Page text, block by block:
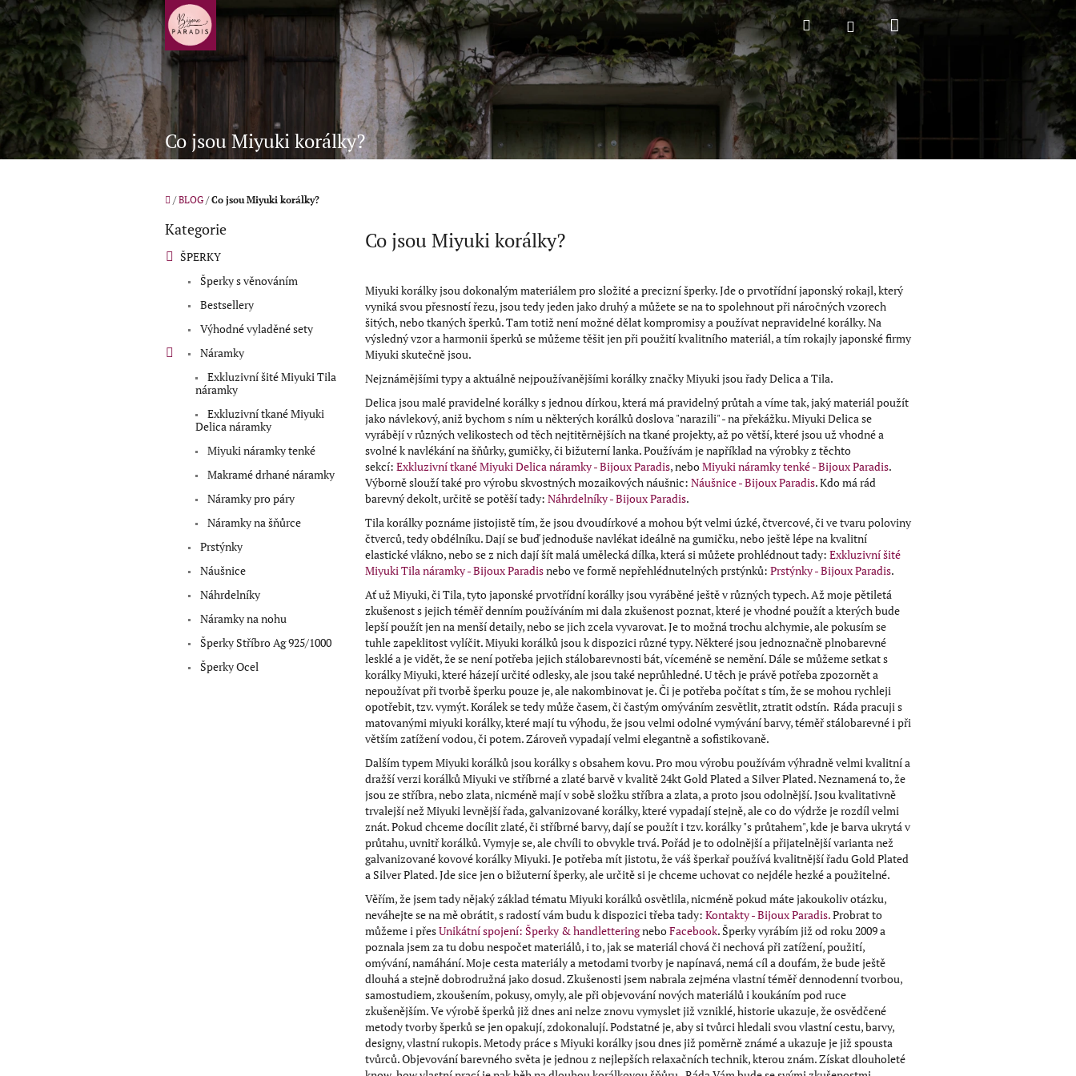
Přejít
na
obsah
HledatPřihlášeníNákupní
košík
Co jsou Miyuki korálky?
Domů
/ BLOG / Co jsou Miyuki korálky?
Přeskočit
Kategorie
ŠPERKY
Šperky s věnováním
Bestsellery
Výhodné vyladěné sety
Náramky
Exkluzivní šité Miyuki Tila
náramky
Exkluzivní tkané Miyuki
Delica náramky
Miyuki náramky tenké
Makramé drhané náramky
Náramky pro páry
Náramky na šňůrce
Prstýnky
Náušnice
Náhrdelníky
Náramky na nohu
Šperky Stříbro Ag 925/1000
Šperky Ocel
Co jsou Miyuki korálky?
Miyuki korálky jsou dokonalým materiálem pro složité a precizní šperky. Jde o prvotřídní japonský rokajl, který
vyniká svou přesností řezu, jsou tedy jeden jako druhý a můžete se na to spolehnout při náročných vzorech
šitých, nebo tkaných šperků. Tam totiž není možné dělat kompromisy a používat nepravidelné korálky. Na
výsledný vzor a harmonii šperků se můžeme těšit jen při použití kvalitního materiál, a tím rokajly japonské firmy
Miyuki skutečně jsou.
Nejznámějšími typy a aktuálně nejpoužívanějšími korálky značky Miyuki jsou řady Delica a Tila.
Delica jsou malé pravidelné korálky s jednou dírkou, která má pravidelný průtah a víme tak, jaký materiál použít
jako návlekový, aniž bychom s ním u některých korálků doslova "narazili" - na překážku. Miyuki Delica se
vyrábějí v různých velikostech od těch nejtitěrnějších na tkané projekty, až po větší, které jsou už vhodné a
svolné k navlékání na šňůrky, gumičky, či bižuterní lanka. Používám je například na výrobky z těchto
sekcí: Exkluzivní tkané Miyuki Delica náramky - Bijoux Paradis, neboMiyuki náramky tenké - Bijoux Paradis.
Výborně slouží také pro výrobu skvostných mozaikových náušnic: Náušnice - Bijoux Paradis. Kdo má rád
barevný dekolt, určitě se potěší tady: Náhrdelníky - Bijoux Paradis.
Tila korálky poznáme jistojistě tím, že jsou dvoudírkové a mohou být velmi úzké, čtvercové, či ve tvaru poloviny
čtverců, tedy obdélníku. Dají se buď jednoduše navlékat ideálně na gumičku, nebo ještě lépe na kvalitní
elastické vlákno, nebo se z nich dají šít malá umělecká dílka, která si můžete prohlédnout tady: Exkluzivní šité
Miyuki Tila náramky - Bijoux Paradisnebo ve formě nepřehlédnutelných prstýnků: Prstýnky - Bijoux Paradis.
Ať už Miyuki, či Tila, tyto japonské prvotřídní korálky jsou vyráběné ještě v různých typech. Až moje pětiletá
zkušenost s jejich téměř denním používáním mi dala zkušenost poznat, které je vhodné použít a kterých bude
lepší použít jen na menší detaily, nebo se jich zcela vyvarovat. Je to možná trochu alchymie, ale pokusím se
tuhle zapeklitost vylíčit. Miyuki korálků jsou k dispozici různé typy. Některé jsou jednoznačně plnobarevné
lesklé a je vidět, že se není potřeba jejich stálobarevnosti bát, víceméně se nemění. Dále se můžeme setkat s
korálky Miyuki, které házejí určité odlesky, ale jsou také neprůhledné. U těch je právě potřeba zpozornět a
nepoužívat při tvorbě šperku pouze je, ale nakombinovat je. Či je potřeba počítat s tím, že se mohou rychleji
opotřebit, tzv. vymýt. Korálek se tedy může časem, či častým omýváním zesvětlit, ztratit odstín. Ráda pracuji s
matovanými miyuki korálky, které mají tu výhodu, že jsou velmi odolné vymývání barvy, téměř stálobarevné i při
větším zatížení vodou, či potem. Zároveň vypadají velmi elegantně a sofistikovaně.
Dalším typem Miyuki korálků jsou korálky s obsahem kovu. Pro mou výrobu používám výhradně velmi kvalitní a
dražší verzi korálků Miyuki ve stříbrné a zlaté barvě v kvalitě 24kt Gold Plated a Silver Plated. Neznamená to, že
jsou ze stříbra, nebo zlata, nicméně mají v sobě složku stříbra a zlata, a proto jsou odolnější. Jsou kvalitativně
trvalejší než Miyuki levnější řada, galvanizované korálky, které vypadají stejně, ale co do výdrže je rozdíl velmi
znát. Pokud chceme docílit zlaté, či stříbrné barvy, dají se použít i tzv. korálky "s průtahem", kde je barva ukrytá v
průtahu, uvnitř korálků. Vymyje se, ale chvíli to obvykle trvá. Pořád je to odolnější a přijatelnější varianta než
galvanizované kovové korálky Miyuki. Je potřeba mít jistotu, že váš šperkař používá kvalitnější řadu Gold Plated
a Silver Plated. Jde sice jen o bižuterní šperky, ale určitě si je chceme uchovat co nejdéle hezké a použitelné.
Věřím, že jsem tady nějaký základ tématu Miyuki korálků osvětlila, nicméně pokud máte jakoukoliv otázku,
neváhejte se na mě obrátit, s radostí vám budu k dispozici třeba tady: Kontakty - Bijoux Paradis.Probrat to
můžeme i přesUnikátní spojení: Šperky & handletteringneboFacebook. Šperky vyrábím již od roku 2009 a
poznala jsem za tu dobu nespočet materiálů, i to, jak se materiál chová či nechová při zatížení, použití,
omývání, namáhání. Moje cesta materiály a metodami tvorby je napínavá, nemá cíl a doufám, že bude ještě
dlouhá a stejně dobrodružná jako dosud. Zkušenosti jsem nabrala zejména vlastní téměř dennodenní tvorbou,
samostudiem, zkoušením, pokusy, omyly, ale při objevování nových materiálů i koukáním pod ruce
zkušenějším. Ve výrobě šperků již dnes ani nelze znovu vymyslet již vzniklé, historie ukazuje, že osvědčené
metody tvorby šperků se jen opakují, zdokonalují. Podstatné je, aby si tvůrci hledali svou vlastní cestu, barvy,
designy, vlastní rukopis. Metody práce s Miyuki korálky jsou dnes již poměrně známé a ukazuje je již spousta
tvůrců. Objevování barevného světa je jednou z nejlepších relaxačních technik, kterou znám. Získat dlouholeté